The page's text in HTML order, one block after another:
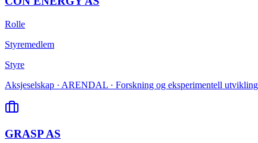
Rolle
Styremedlem
Styre
Aksjeselskap · ARENDAL · Forskning og eksperimentell
GRASP AS